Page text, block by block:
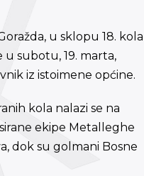
u sklopu 18. kola
subotu, 19. marta,
iz istoimene općine.
kola nalazi se na
ekipe Metalleghe
dok su golmani Bosne